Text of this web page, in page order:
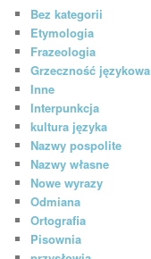
Bez kategorii
Etymologia
Frazeologia
Grzeczność językowa
Inne
Interpunkcja
kultura języka
Nazwy pospolite
Nazwy własne
Nowe wyrazy
Odmiana
Ortografia
Pisownia